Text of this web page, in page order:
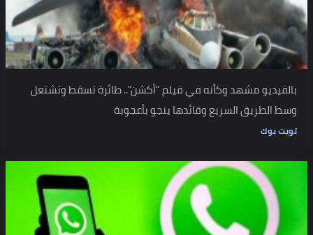
بالفيديو مشهد وكأنه في فيلم "أكشن".. طائرة تسقط وتشتعل
وسط الطريق السريع وقائدها ينجو بأعجوبة
تويت بوك